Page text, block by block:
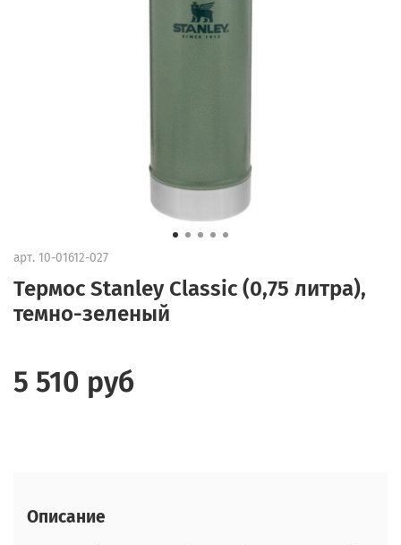
арт. 10-01612-027
Термос Stanley Classic (0,75 литра),
темно-зеленый
5 510 руб
Описание